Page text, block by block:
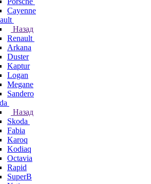
Cayenne
Назад
Renault
Arkana
Duster
Kaptur
Logan
Megane
Sandero
Назад
Skoda
Fabia
Karoq
Kodiaq
Octavia
Rapid
SuperB